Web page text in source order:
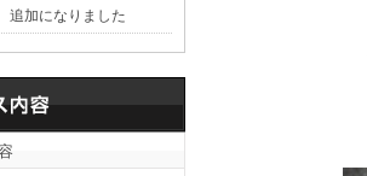
追加になりました